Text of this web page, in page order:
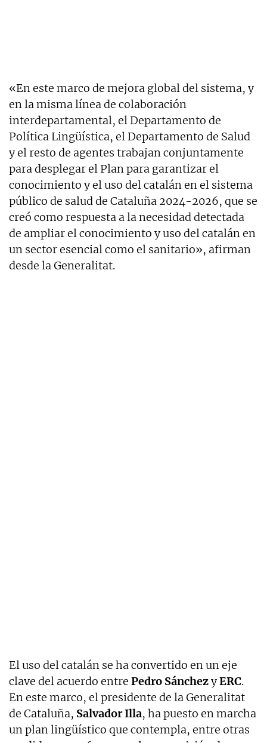
«En este marco de mejora global del sistema, y ​​
en la misma línea de colaboración
interdepartamental, el Departamento de
Política Lingüística, el Departamento de Salud
y el resto de agentes trabajan conjuntamente
para desplegar el Plan para garantizar el
conocimiento y el uso del catalán en el sistema
público de salud de Cataluña 2024-2026, que se
creó como respuesta a la necesidad detectada
de ampliar el conocimiento y uso del catalán en
un sector esencial como el sanitario», afirman
desde la Generalitat.
El uso del catalán se ha convertido en un eje
clave del acuerdo entre Pedro SánchezyERC.
En este marco, el presidente de la Generalitat
de Cataluña, Salvador Illa, ha puesto en marcha
un plan lingüístico que contempla, entre otras